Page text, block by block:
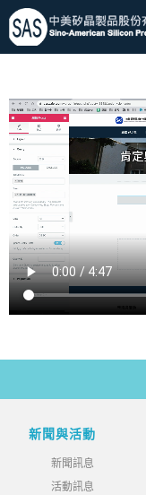
新聞與活動
新聞訊息
活動訊息